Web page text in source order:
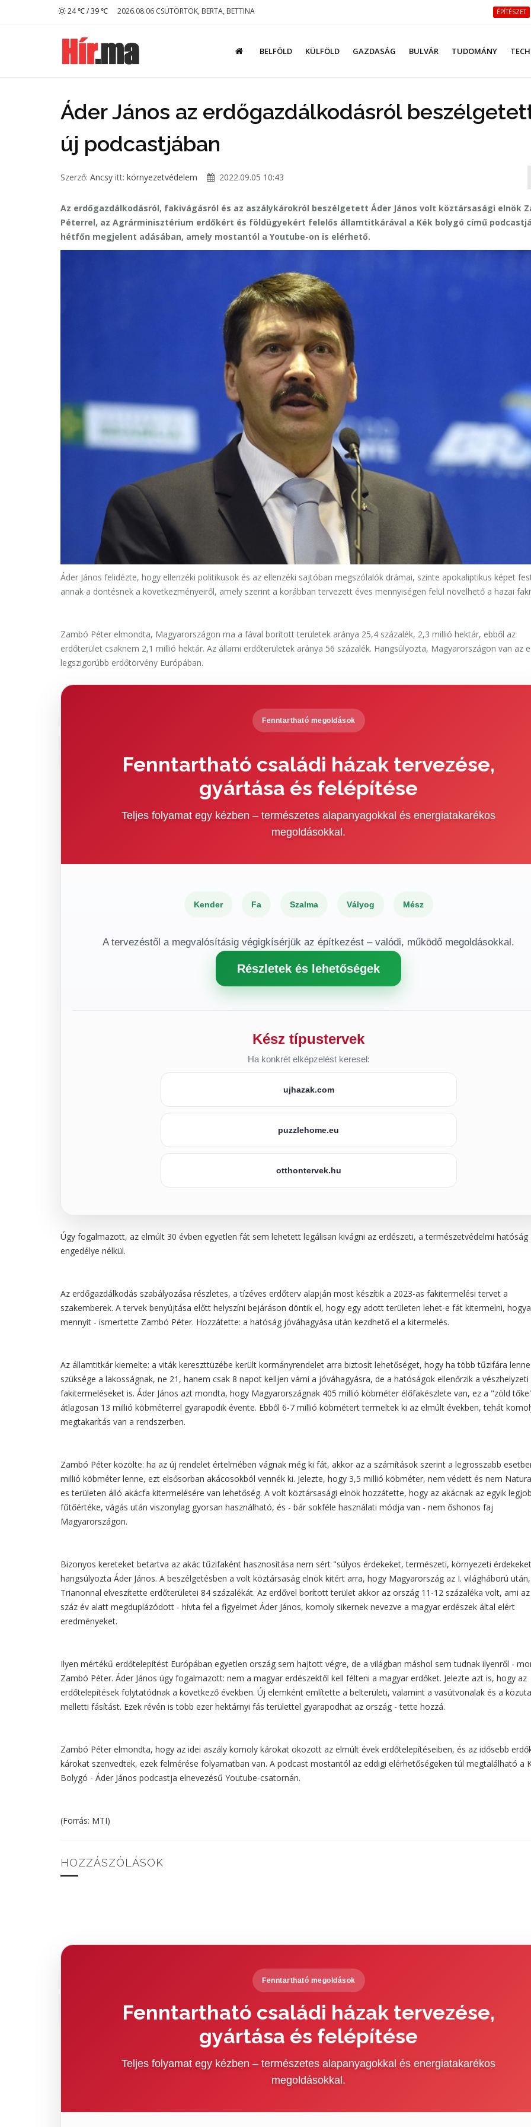
24 ℃ / 39 ℃ 2026.08.06 CSÜTÖRTÖK, BERTA, BETTINA ÉPÍTÉSZET
BELFÖLD KÜLFÖLD GAZDASÁG BULVÁR TUDOMÁNY TECH
Áder János az erdőgazdálkodásról
új podcastjában
Szerző: Ancsy itt: környezetvédelem 2022.09.05 10:43
Az erdőgazdálkodásról, fakivágásról és az aszálykárokról beszélgetett Áder János volt köztársasági elnök
Péterrel, az Agrárminisztérium erdőkért és földügyekért felelős államtitkárával a Kék bolygó című
hétfőn megjelent adásában, amely mostantól a Youtube-on is elérhető.
Áder János felidézte, hogy ellenzéki politikusok és az ellenzéki sajtóban megszólalók drámai, szinte apokaliptikus képet
annak a döntésnek a következményeiről, amely szerint a korábban tervezett éves mennyiségen felül növelhető a hazai
Zambó Péter elmondta, Magyarországon ma a fával borított területek aránya 25,4 százalék, 2,3 millió hektár, ebből az
erdőterület csaknem 2,1 millió hektár. Az állami erdőterületek aránya 56 százalék. Hangsúlyozta, Magyarországon van az
legszigorúbb erdőtörvény Európában.
Fenntartható megoldások
Fenntartható családi házak tervezése,
gyártása és felépítése
Teljes folyamat egy kézben – természetes alapanyagokkal és energiatakarékos
megoldásokkal.
Kender Fa Szalma Vályog Mész
A tervezéstől a megvalósításig végigkísérjük az építkezést – valódi, működő megoldásokkal.
Részletek és lehetőségek
Kész típustervek
Ha konkrét elképzelést keresel:
ujhazak.com
puzzlehome.eu
otthontervek.hu
Úgy fogalmazott, az elmúlt 30 évben egyetlen fát sem lehetett legálisan kivágni az erdészeti, a természetvédelmi hatóság
engedélye nélkül.
Az erdőgazdálkodás szabályozása részletes, a tízéves erdőterv alapján most készítik a 2023-as fakitermelési tervet a
szakemberek. A tervek benyújtása előtt helyszíni bejáráson döntik el, hogy egy adott területen lehet-e fát kitermelni,
mennyit - ismertette Zambó Péter. Hozzátette: a hatóság jóváhagyása után kezdhető el a kitermelés.
Az államtitkár kiemelte: a viták kereszttüzébe került kormányrendelet arra biztosít lehetőséget, hogy ha több tűzifára lenne
szüksége a lakosságnak, ne 21, hanem csak 8 napot kelljen várni a jóváhagyásra, de a hatóságok ellenőrzik a vészhelyzeti
fakitermeléseket is. Áder János azt mondta, hogy Magyarországnak 405 millió köbméter élőfakészlete van, ez a "zöld
átlagosan 13 millió köbméterrel gyarapodik évente. Ebből 6-7 millió köbmétert termeltek ki az elmúlt években, tehát
megtakarítás van a rendszerben.
Zambó Péter közölte: ha az új rendelet értelmében vágnak még ki fát, akkor az a számítások szerint a legrosszabb
millió köbméter lenne, ezt elsősorban akácosokból vennék ki. Jelezte, hogy 3,5 millió köbméter, nem védett és nem
es területen álló akácfa kitermelésére van lehetőség. A volt köztársasági elnök hozzátette, hogy az akácnak az egyik
fűtőértéke, vágás után viszonylag gyorsan használható, és - bár sokféle használati módja van - nem őshonos faj
Magyarországon.
Bizonyos kereteket betartva az akác tűzifaként hasznosítása nem sért "súlyos érdekeket, természeti, környezeti
hangsúlyozta Áder János. A beszélgetésben a volt köztársaság elnök kitért arra, hogy Magyarország az I. világháború után,
Trianonnal elveszítette erdőterületei 84 százalékát. Az erdővel borított terület akkor az ország 11-12 százaléka volt, ami
száz év alatt megduplázódott - hívta fel a figyelmet Áder János, komoly sikernek nevezve a magyar erdészek által elért
eredményeket.
Ilyen mértékű erdőtelepítést Európában egyetlen ország sem hajtott végre, de a világban máshol sem tudnak ilyenről -
Zambó Péter. Áder János úgy fogalmazott: nem a magyar erdészektől kell félteni a magyar erdőket. Jelezte azt is, hogy az
erdőtelepítések folytatódnak a következő években. Új elemként említette a belterületi, valamint a vasútvonalak és a
melletti fásítást. Ezek révén is több ezer hektárnyi fás területtel gyarapodhat az ország - tette hozzá.
Zambó Péter elmondta, hogy az idei aszály komoly károkat okozott az elmúlt évek erdőtelepítéseiben, és az idősebb
károkat szenvedtek, ezek felmérése folyamatban van. A podcast mostantól az eddigi elérhetőségeken túl megtalálható a
Bolygó - Áder János podcastja elnevezésű Youtube-csatornán.
(Forrás: MTI)
HOZZÁSZÓLÁSOK
Fenntartható megoldások
Fenntartható családi házak tervezése,
gyártása és felépítése
Teljes folyamat egy kézben – természetes alapanyagokkal és energiatakarékos
megoldásokkal.